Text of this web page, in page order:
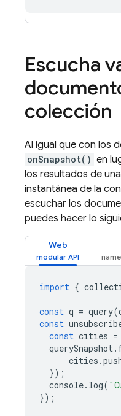
Escucha
colección
Al igual que con los
onSnapshot() en
los resultados de
instantánea de la
escuchar los
puedes hacer lo
Web
import {
const q = query(
const
const cities =
querySnapshot.
cities .
});
console. log(
});